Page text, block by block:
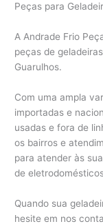
Peças para
A Andrade Frio
peças de
Guarulhos.
Com uma ampla
importadas e
usadas e fora de
os bairros e
para atender às
de
Quando sua
hesite em nos